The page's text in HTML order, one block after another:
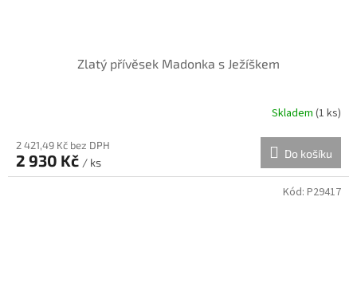
Zlatý přívěsek Madonka s Ježíškem
Skladem (1 ks)
2 421,49 Kč bez DPH
2 930 Kč / ks
Do košíku
Kód: P29417